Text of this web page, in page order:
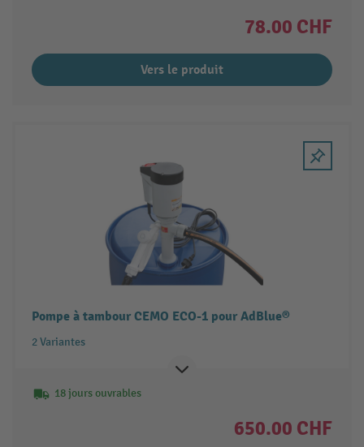
78.00 CHF
Vers le produit
Pompe à tambour CEMO ECO-1 pour AdBlue®
2 Variantes
18 jours ouvrables
650.00 CHF